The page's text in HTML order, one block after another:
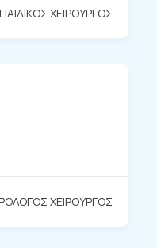
ΧΕΙΡΟΥΡΓΟΣ
ΧΕΙΡΟΥΡΓΟΣ